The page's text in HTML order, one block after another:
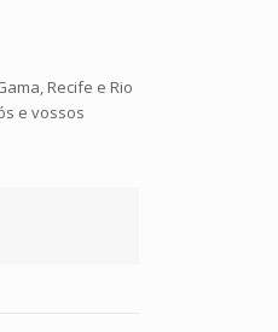
Recife e Rio
e vossos